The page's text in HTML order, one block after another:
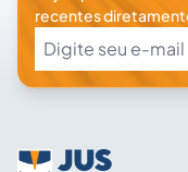
recentes